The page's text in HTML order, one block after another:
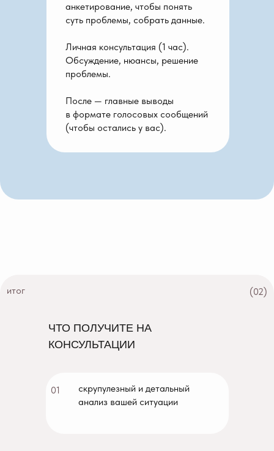
анкетирование, чтобы понять
суть проблемы, собрать данные.
Личная консультация (1 час).
Обсуждение, нюансы, решение
проблемы.
После — главные выводы
в формате голосовых сообщений
(чтобы остались у вас).
(02)
ЧТО ПОЛУЧИТЕ НА
КОНСУЛЬТАЦИИ
итог
01
скрупулезный и детальный
анализ вашей ситуации